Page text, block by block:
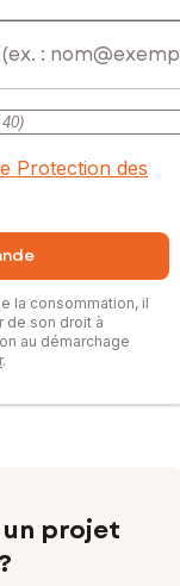
Protection des
la consommation, il
de son droit à
au démarchage
.
un projet